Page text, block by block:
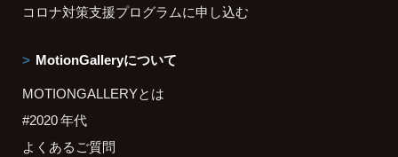
コロナ対策支援プログラムに申し込む
MotionGalleryについて
MOTIONGALLERYとは
#2020 年代
よくあるご質問